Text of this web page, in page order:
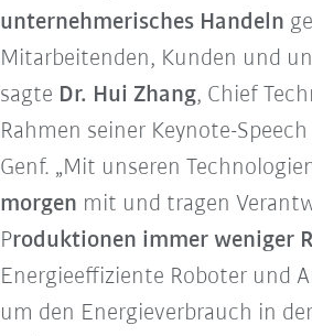
unternehmerisches Handeln
Mitarbeitenden, Kunden und
sagte Dr. Hui Zhang, Chief
Rahmen seiner Keynote-
Genf. „Mit unseren
morgen mit und tragen
Produktionen immer weniger
Energieeffiziente Roboter und
um den Energieverbrauch in